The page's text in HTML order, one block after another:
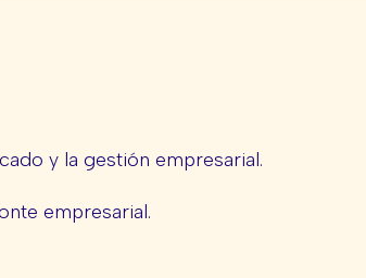
y la gestión empresarial.
empresarial.